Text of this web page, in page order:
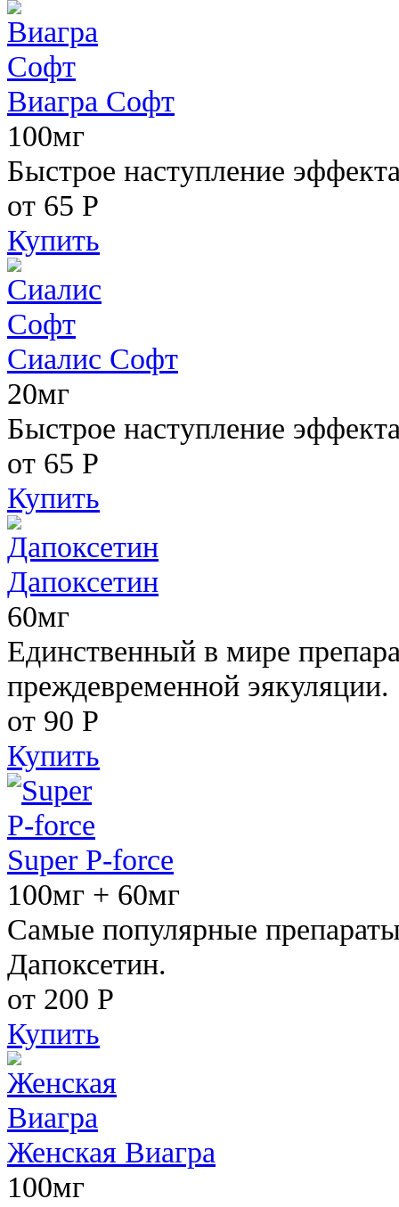
Виагра Софт
100мг
Быстрое наступление
от 65 Р
Купить
Сиалис Софт
20мг
Быстрое наступление
от 65 Р
Купить
Дапоксетин
60мг
Единственный в мире
преждевременной эякуляции.
от 90 Р
Купить
Super P-force
100мг + 60мг
Самые популярные
Дапоксетин.
от 200 Р
Купить
Женская Виагра
100мг